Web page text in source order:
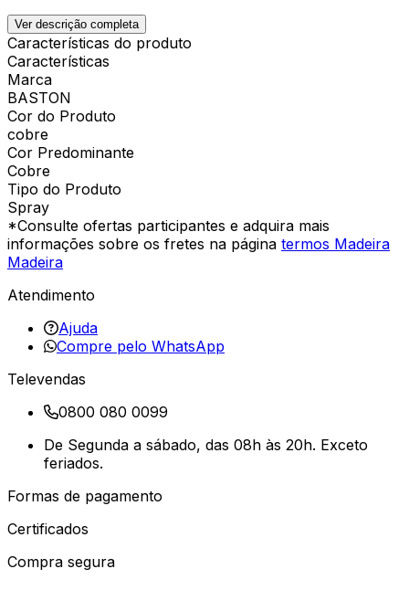
Ver descrição completa
Características do produto
Características
Marca
BASTON
Cor do Produto
cobre
Cor Predominante
Cobre
Tipo do Produto
Spray
*Consulte ofertas participantes e adquira mais
informações sobre os fretes na página termos Madeira
Madeira
Atendimento
Ajuda
Compre pelo WhatsApp
Televendas
0800 080 0099
De Segunda a sábado, das 08h às 20h. Exceto
feriados.
Formas de pagamento
Certificados
Compra segura